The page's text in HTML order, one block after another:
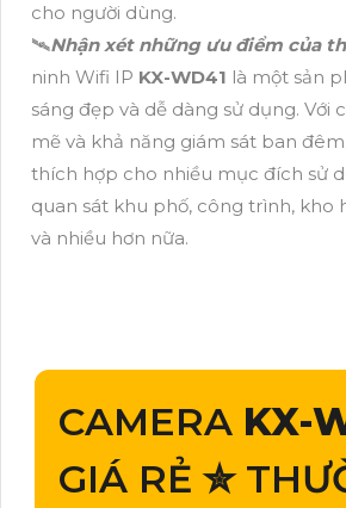
cho người dùng.
🛰Nhận xét những ưu điểm của
ninh Wifi IP KX-WD41 là một sản
sáng đẹp và dễ dàng sử dụng. Với
mẽ và khả năng giám sát ban
thích hợp cho nhiều mục đích sử
quan sát khu phố, công trình, kho
và nhiều hơn nữa.
CAMERA KX-
GIÁ RẺ ✮